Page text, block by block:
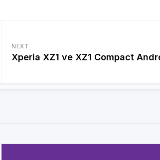
NEXT
Xperia XZ1 ve XZ1 Compact